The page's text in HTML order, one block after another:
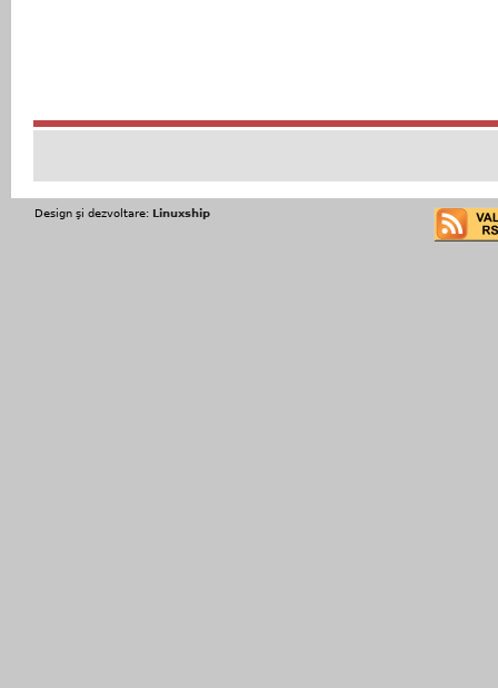
Design şi dezvoltare: Linuxship